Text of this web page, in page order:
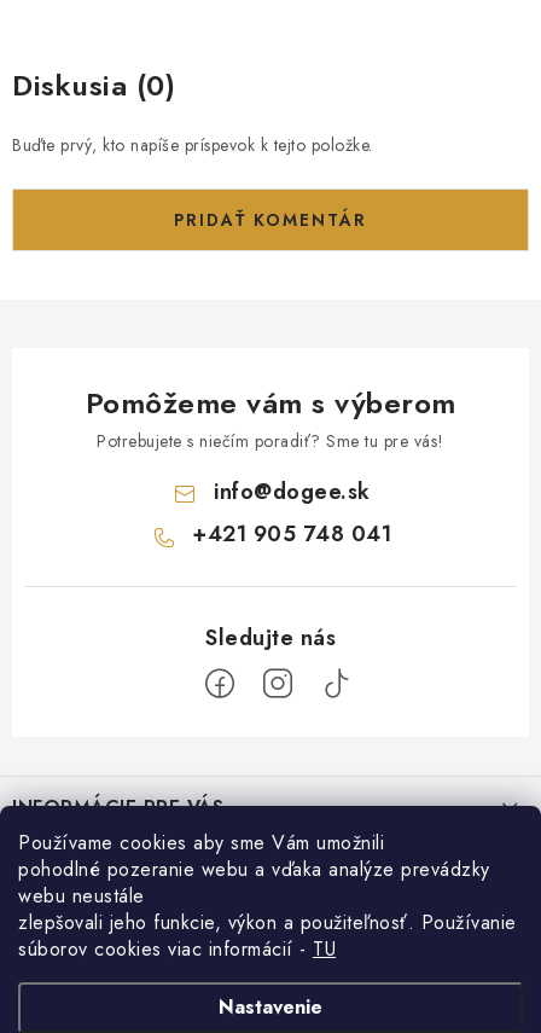
Používame cookies aby sme Vám umožnili
pohodlné pozeranie webu a vďaka analýze prevádzky
webu neustále
zlepšovali jeho funkcie, výkon a použiteľnosť. Používanie
súborov cookies viac informácií - TU
Nastavenie
Diskusia (0)
Buďte prvý, kto napíše príspevok k tejto položke.
PRIDAŤ KOMENTÁR
Pomôžeme vám s výberom
Potrebujete s niečím poradiť? Sme tu pre vás!
info@dogee.sk
+421 905 748 041
á
pINFORMÁCIE PRE VÁS
Moja objednávka
KONTAKTY
POŠTOVNÉ A DOPRAVA
VEĽKOOBCHOD
Recepty pre psíkov
BAFbovka pre psíkov
29.10.2025
Dogee blog
Tatry so štyrmi labkami: pre majiteľov psov, ktorí svojho miláčika
Facebook